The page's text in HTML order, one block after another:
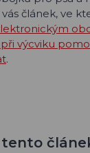
článek, ve
výcviku
.